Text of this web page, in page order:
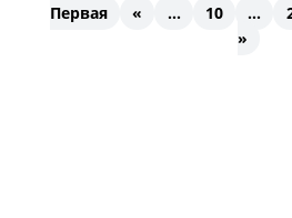
Первая
« ... 10 ...
»